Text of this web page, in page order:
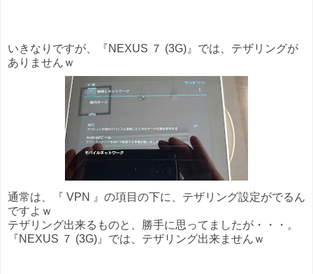
いきなりですが、『NEXUS ７ (3G)』では、テザリングが
ありませんｗ
通常は、『 VPN 』の項目の下に、テザリング設定がでるん
ですよｗ
テザリング出来るものと、勝手に思ってましたが・・・。
『NEXUS ７ (3G)』では、テザリング出来ませんｗ